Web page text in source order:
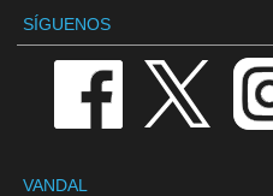
SÍGUENOS
VANDAL